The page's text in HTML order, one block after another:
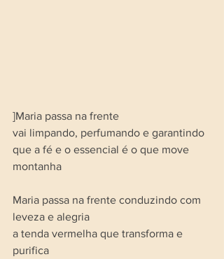
]Maria passa na frente
vai limpando, perfumando e garantindo
que a fé e o essencial é o que move
montanha
Maria passa na frente conduzindo com
leveza e alegria
a tenda vermelha que transforma e
purifica